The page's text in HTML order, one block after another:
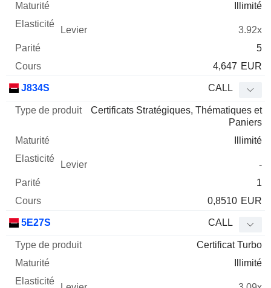
Illimité
3.92x
5
4,647 EUR
J834S CALL
Certificats Stratégiques, Thématiques et
Paniers
Illimité
-
1
0,8510 EUR
5E27S CALL
Certificat Turbo
Illimité